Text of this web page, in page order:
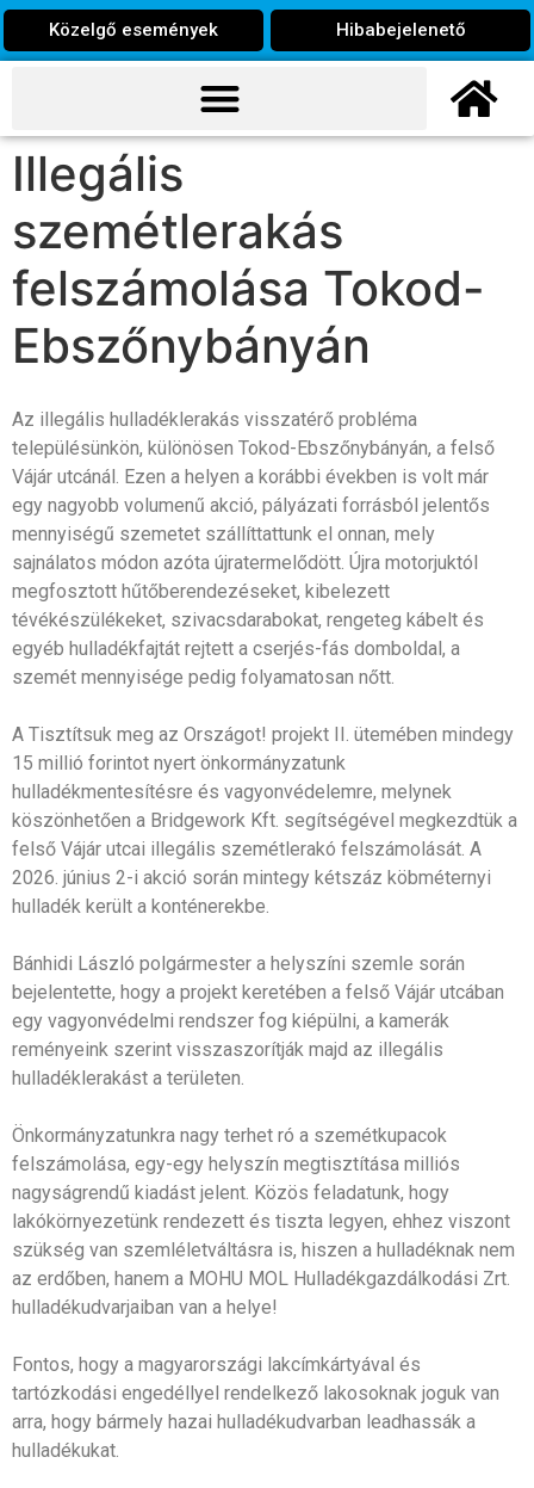
Közelgő események Hibabejelenető
Illegális
szemétlerakás
felszámolása Tokod-
Ebszőnybányán
Az illegális hulladéklerakás visszatérő probléma
településünkön, különösen Tokod-Ebszőnybányán, a felső
Vájár utcánál. Ezen a helyen a korábbi években is volt már
egy nagyobb volumenű akció, pályázati forrásból jelentős
mennyiségű szemetet szállíttattunk el onnan, mely
sajnálatos módon azóta újratermelődött. Újra motorjuktól
megfosztott hűtőberendezéseket, kibelezett
tévékészülékeket, szivacsdarabokat, rengeteg kábelt és
egyéb hulladékfajtát rejtett a cserjés-fás domboldal, a
szemét mennyisége pedig folyamatosan nőtt.
A Tisztítsuk meg az Országot! projekt II. ütemében mindegy
15 millió forintot nyert önkormányzatunk
hulladékmentesítésre és vagyonvédelemre, melynek
köszönhetően a Bridgework Kft. segítségével megkezdtük a
felső Vájár utcai illegális szemétlerakó felszámolását. A
2026. június 2-i akció során mintegy kétszáz köbméternyi
hulladék került a konténerekbe.
Bánhidi László polgármester a helyszíni szemle során
bejelentette, hogy a projekt keretében a felső Vájár utcában
egy vagyonvédelmi rendszer fog kiépülni, a kamerák
reményeink szerint visszaszorítják majd az illegális
hulladéklerakást a területen.
Önkormányzatunkra nagy terhet ró a szemétkupacok
felszámolása, egy-egy helyszín megtisztítása milliós
nagyságrendű kiadást jelent. Közös feladatunk, hogy
lakókörnyezetünk rendezett és tiszta legyen, ehhez viszont
szükség van szemléletváltásra is, hiszen a hulladéknak nem
az erdőben, hanem a MOHU MOL Hulladékgazdálkodási Zrt.
hulladékudvarjaiban van a helye!
Fontos, hogy a magyarországi lakcímkártyával és
tartózkodási engedéllyel rendelkező lakosoknak joguk van
arra, hogy bármely hazai hulladékudvarban leadhassák a
hulladékukat.